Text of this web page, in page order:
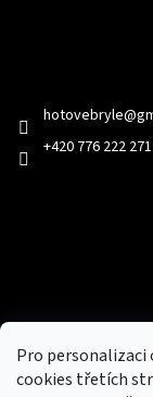
Pro personalizaci
cookies třetích
hotovebryle@
+420 776 222